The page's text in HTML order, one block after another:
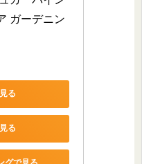
ガーデニン
る
る